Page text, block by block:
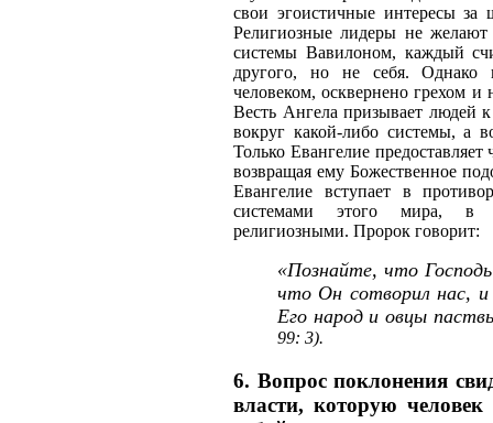
свои эгоистичные интересы за
Религиозные лидеры не желают
системы Вавилоном, каждый
другого, но не себя. Однако
человеком, осквернено грехом и
Весть Ангела призывает людей
вокруг какой-либо системы, а
Только Евангелие предоставляет
возвращая ему Божественное
Евангелие вступает в
системами этого мира,
религиозными. Пророк говорит:
«Познайте, что
что Он сотворил нас,
Его народ и овцы
99: 3).
6. Вопрос поклонения
власти, которую человек